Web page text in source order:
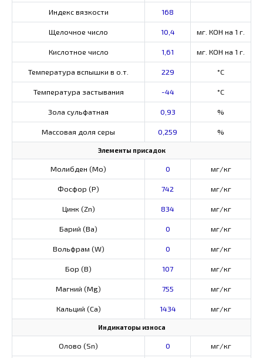
Индекс вязкости 168
Щелочное число 10,4 мг. КОН на 1 г.
Кислотное число 1,61 мг. КОН на 1 г.
Температура вспышки в о.т. 229 °C
Температура застывания -44 °C
Зола сульфатная 0,93 %
Массовая доля серы 0,259 %
Элементы присадок
Молибден (Мо) 0 мг/кг
Фосфор (Р) 742 мг/кг
Цинк (Zn) 834 мг/кг
Барий (Ва) 0 мг/кг
Вольфрам (W) 0 мг/кг
Бор (В) 107 мг/кг
Магний (Mg) 755 мг/кг
Кальций (Са) 1434 мг/кг
Индикаторы износа
Олово (Sn) 0 мг/кг